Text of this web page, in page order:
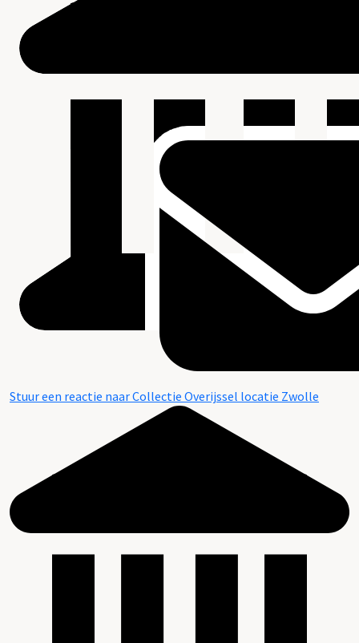
Stuur een reactie naar Collectie Overijssel locatie Zwolle